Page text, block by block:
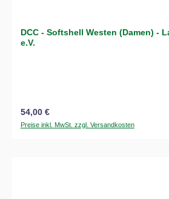
DCC - Softshell Westen (Damen) -
e.V.
Regulärer Preis:
54,00 €
Preise inkl. MwSt. zzgl. Versandkosten